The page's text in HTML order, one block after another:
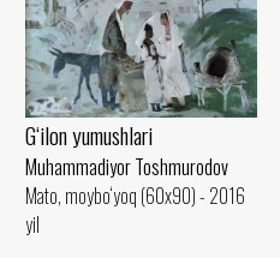
G‘ilon yumushlari
Muhammadiyor Toshmurodov
Mato, moybo‘yoq (60x90) - 2016
yil